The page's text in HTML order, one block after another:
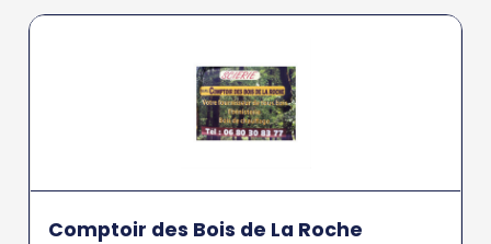
Comptoir des Bois de La Roche